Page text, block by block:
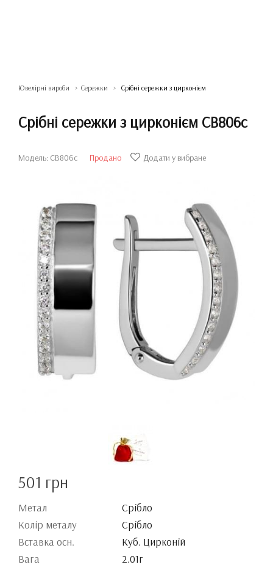
Ювелірні вироби Сережки Срібні сережки з цирконієм
Срібні сережки з цирконієм СВ806с
Модель: СВ806с Продано Додати у вибране
501 грн
Метал
Срібло
Колір металу
Срібло
Вставка осн.
Куб. Цирконій
Вага
2.01г